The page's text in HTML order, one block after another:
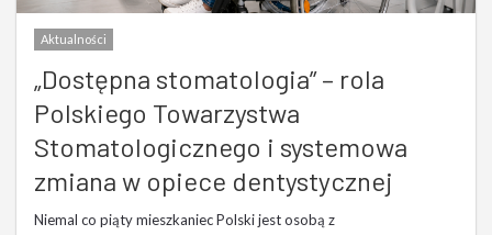
Aktualności
„Dostępna stomatologia” – rola
Polskiego Towarzystwa
Stomatologicznego i systemowa
zmiana w opiece dentystycznej
Niemal co piąty mieszkaniec Polski jest osobą z